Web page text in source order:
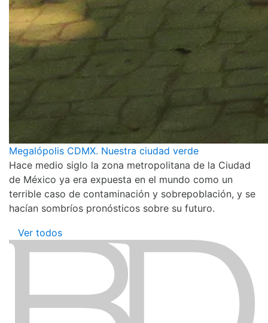
Megalópolis CDMX. Nuestra ciudad verde
Hace medio siglo la zona metropolitana de la Ciudad
de México ya era expuesta en el mundo como un
terrible caso de contaminación y sobrepoblación, y se
hacían sombríos pronósticos sobre su futuro.
Ver todos